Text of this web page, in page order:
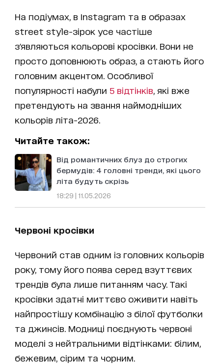
На подіумах, в Instagram та в образах
street style-зірок усе частіше
з'являються кольорові кросівки. Вони не
просто доповнюють образ, а стають його
головним акцентом. Особливої
популярності набули 5 відтінків , які вже
претендують на звання наймодніших
кольорів літа-2026.
Читайте також:
Від романтичних блуз до строгих
бермудів: 4 головні тренди, які цього
літа будуть скрізь
18:29 | 11.05.2026
Червоні кросівки
Червоний став одним із головних кольорів
року, тому його поява серед взуттєвих
трендів була лише питанням часу. Такі
кросівки здатні миттєво оживити навіть
найпростішу комбінацію з білої футболки
та джинсів. Модниці поєднують червоні
моделі з нейтральними відтінками: білим,
бежевим, сірим та чорним.